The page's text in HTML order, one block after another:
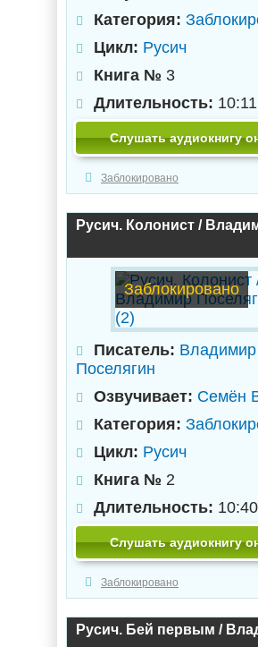
Категория:
Цикл: Русич
Книга № 3
Длительность:
Слушать аудиокнигу
Заблокировано
Заблокировано
Писатель: Владимир
Поселягин
Озвучивает: Семён
Категория:
Цикл: Русич
Книга № 2
Длительность:
Слушать аудиокнигу
Заблокировано